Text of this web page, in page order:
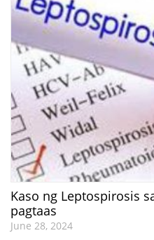
Kaso ng Leptospirosis
pagtaas
June 28, 2024